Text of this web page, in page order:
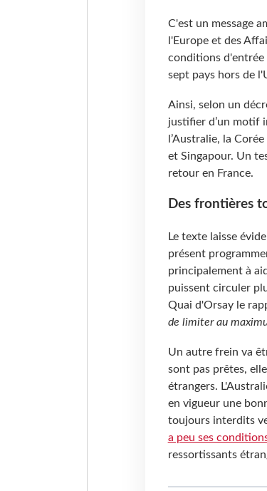
C'est un message
l'Europe et des
conditions d'entrée
sept pays hors de
Ainsi, selon un
justifier d’un motif
l’Australie, la
et Singapour. Un
retour en France.
Des frontières
Le texte laisse
présent
principalement à
puissent circuler
Quai d'Orsay le
de limiter au
Un autre frein va
sont pas prêtes,
étrangers.
en vigueur une
toujours interdits
a peu ses
ressortissants